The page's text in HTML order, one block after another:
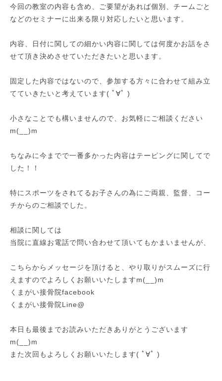
今回の教室の内容も含め、ご要望があれば個別、チームごと
などのセミナーに出来る限り対応したいと思います。
内容、日付に関しての細かい内容に関しては何度かお話をさ
せて頂き決めさせていただきたいと思います。
固定した内容ではないので、参加する方々に合わせて組み立
てていきたいと考えています( ﾟ∀ﾟ )
小さなことでも構いませんので、お気軽にご相談ください
m(__)m
ちなみに今までで一番多かった内容はテーピングに関してで
した！！
特にスポーツをされてるお子さんの為にご両親、監督、コー
チからのご相談でした。
相談に関しては
当院に直線お電話で問い合わせて頂いてもかまいませんが、
こちらからメッセージを頂けると、やり取りがスムーズに行
えますのでよろしくお願いいたしますm(__)m
くまがい接骨院facebook
くまがい接骨院Line@
本日も最後までお読みいただきありがとうございます
m(__)m
また次回もよろしくお願いいたします( ﾟ∀ﾟ )